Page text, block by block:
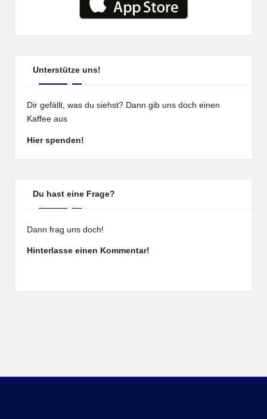
Unterstütze uns!
Dir gefällt, was du siehst? Dann gib uns doch einen
Kaffee aus
Hier spenden!
Du hast eine Frage?
Dann frag uns doch!
Hinterlasse einen Kommentar!